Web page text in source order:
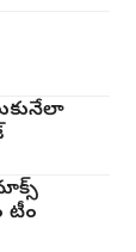
టీం